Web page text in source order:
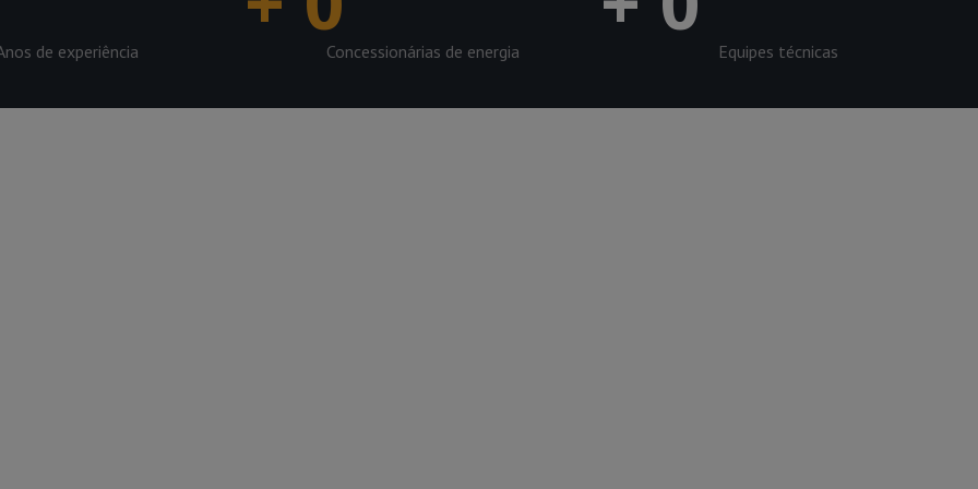
de experiência Concessionárias de energia Equipes técnicas